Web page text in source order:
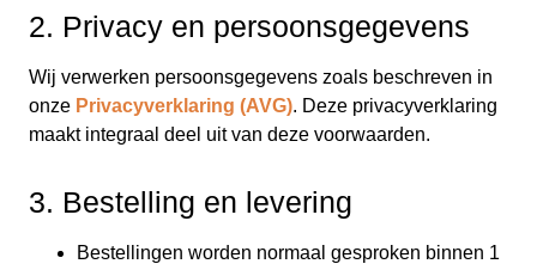
2. Privacy en persoonsgegevens
Wij verwerken persoonsgegevens zoals beschreven in
onze Privacyverklaring (AVG). Deze privacyverklaring
maakt integraal deel uit van deze voorwaarden.
3. Bestelling en levering
Bestellingen worden normaal gesproken binnen 1